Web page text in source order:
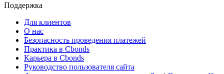
Поддержка
Для клиентов
О нас
Безопасность проведения платежей
Практика в Cbonds
Карьера в Cbonds
Руководство пользователя сайта